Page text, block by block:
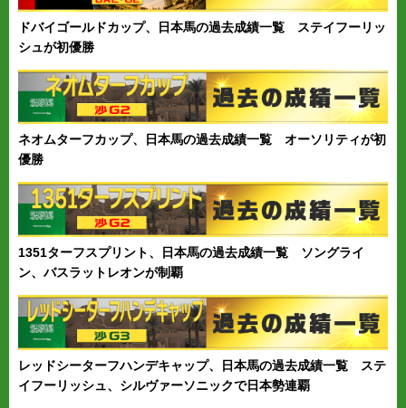
ドバイゴールドカップ、日本馬の過去成績一覧 ステイフーリッ
シュが初優勝
ネオムターフカップ、日本馬の過去成績一覧 オーソリティが初
優勝
1351ターフスプリント、日本馬の過去成績一覧 ソングライ
ン、バスラットレオンが制覇
レッドシーターフハンデキャップ、日本馬の過去成績一覧 ステ
イフーリッシュ、シルヴァーソニックで日本勢連覇